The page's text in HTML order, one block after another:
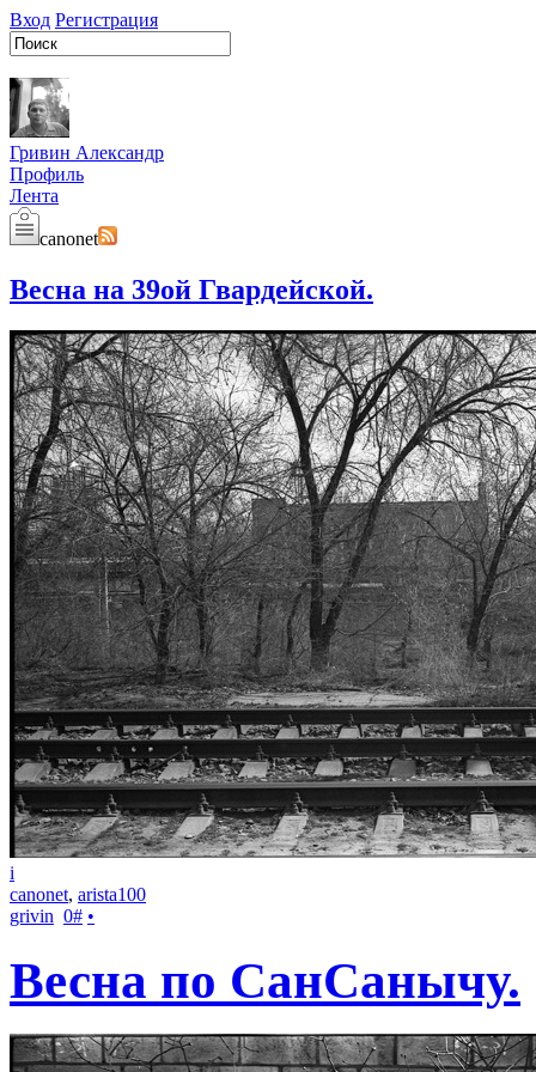
Вход Регистрация
Гривин Александр
Профиль
Лента
canonet
Весна на 39ой Гвардейской.
i
canonet, arista100
grivin 0# •
Весна по СанСанычу.